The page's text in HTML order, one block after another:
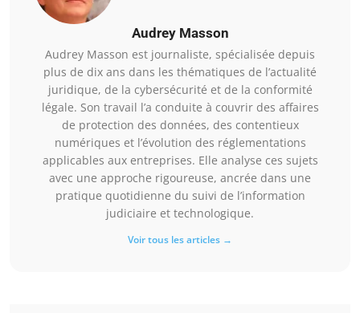
Audrey Masson
Audrey Masson est journaliste, spécialisée depuis
plus de dix ans dans les thématiques de l’actualité
juridique, de la cybersécurité et de la conformité
légale. Son travail l’a conduite à couvrir des affaires
de protection des données, des contentieux
numériques et l’évolution des réglementations
applicables aux entreprises. Elle analyse ces sujets
avec une approche rigoureuse, ancrée dans une
pratique quotidienne du suivi de l’information
judiciaire et technologique.
Voir tous les articles →